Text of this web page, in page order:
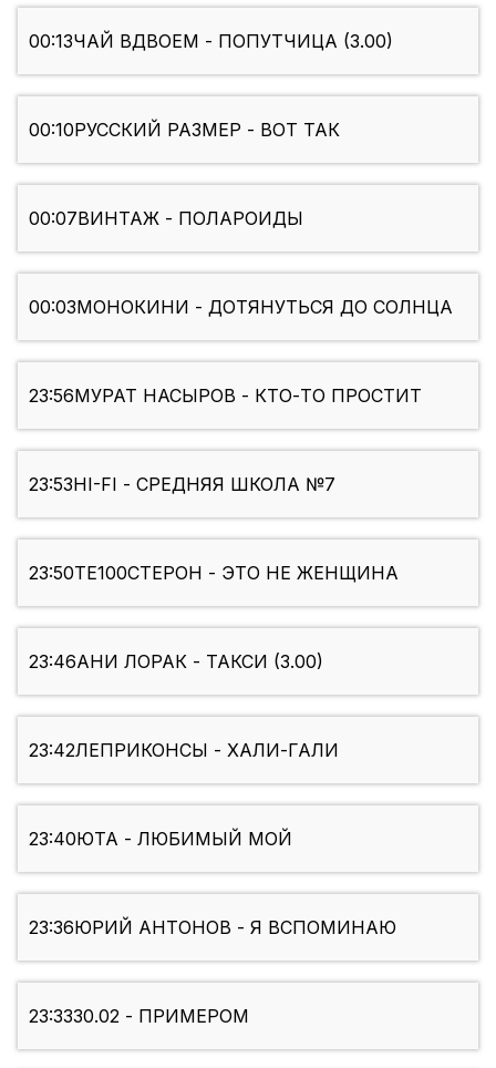
00:13ЧАЙ ВДВОЕМ - ПОПУТЧИЦА (3.00)
00:10РУССКИЙ РАЗМЕР - ВОТ ТАК
00:07ВИНТАЖ - ПОЛАРОИДЫ
00:03МОНОКИНИ - ДОТЯНУТЬСЯ ДО СОЛНЦА
23:56МУРАТ НАСЫРОВ - КТО-ТО ПРОСТИТ
23:53HI-FI - СРЕДНЯЯ ШКОЛА №7
23:50ТЕ100СТЕРОН - ЭТО НЕ ЖЕНЩИНА
23:46АНИ ЛОРАК - ТАКСИ (3.00)
23:42ЛЕПРИКОНСЫ - ХАЛИ-ГАЛИ
23:40ЮТА - ЛЮБИМЫЙ МОЙ
23:36ЮРИЙ АНТОНОВ - Я ВСПОМИНАЮ
23:3330.02 - ПРИМЕРОМ